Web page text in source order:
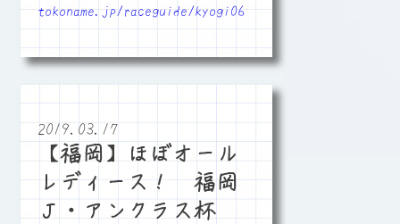
tokoname.jp/raceguide/kyogi06
2019.03.17
【福岡】ほぼオール
レディース！ 福岡
Ｊ・アンクラス杯